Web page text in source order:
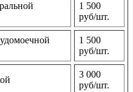
1 500
руб/шт.
1 500
руб/шт.
3 000
руб/шт.